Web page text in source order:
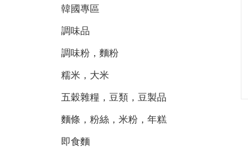
韓國專區
調味品
調味粉，麵粉
糯米，大米
五穀雜糧，豆類，豆製品
麵條，粉絲，米粉，年糕
即食麵